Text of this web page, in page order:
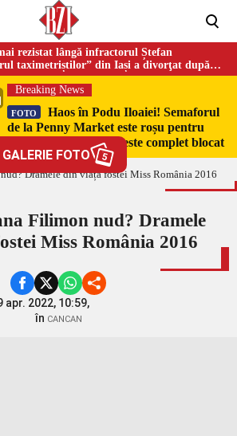
rezistat lângă infractorul Ștefan
taximetriștilor” din Iași a divorţat după
Breaking News
FOTO
Haos în Podu Iloaiei! Semaforul
de la Penny Market este roșu pentru
toată lumea. Traficul este complet blocat
GALERIE FOTO 5
Filimon nud? Dramele
Miss România 2016
apr. 2022, 10:59,
în CANCAN